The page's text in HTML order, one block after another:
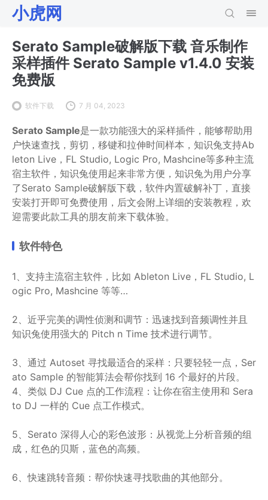
小虎网
Serato Sample破解版下载 音乐制作
采样插件 Serato Sample v1.4.0 安装
免费版
软件下载 7 月 04, 2023
Serato Sample是一款功能强大的采样插件，能够帮助用
户快速查找，剪切，移键和拉伸时间样本，知识兔支持Ab
leton Live，FL Studio, Logic Pro, Mashcine等多种主流
宿主软件，知识兔使用起来非常方便，知识兔为用户分享
了Serato Sample破解版下载，软件内置破解补丁，直接
安装打开即可免费使用，后文会附上详细的安装教程，欢
迎需要此款工具的朋友前来下载体验。
软件特色
1、支持主流宿主软件，比如 Ableton Live，FL Studio, L
ogic Pro, Mashcine 等等…
2、近乎完美的调性侦测和调节：迅速找到音频调性并且
知识兔使用强大的 Pitch n Time 技术进行调节。
3、通过 Autoset 寻找最适合的采样：只要轻轻一点，Ser
ato Sample 的智能算法会帮你找到 16 个最好的片段。
4、类似 DJ Cue 点的工作流程：让你在宿主使用和 Sera
to DJ 一样的 Cue 点工作模式。
5、Serato 深得人心的彩色波形：从视觉上分析音频的组
成，红色的贝斯，蓝色的高频。
6、快速跳转音频：帮你快速寻找歌曲的其他部分。